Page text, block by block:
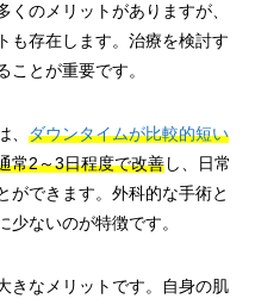
のメリットがありますが、
も存在します。治療を検討す
ことが重要です。
、 ダウンタイムが比較的短い
常2～3日程度で改善し、日常
ができます。外科的な手術と
少ないのが特徴です。
きなメリットです。自身の肌